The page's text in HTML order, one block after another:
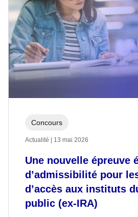
Une nouvelle épreuve
d’admissibilité pour
d’accès aux instituts
public (ex-IRA)
Concours
Actualité | 13 mai 2026